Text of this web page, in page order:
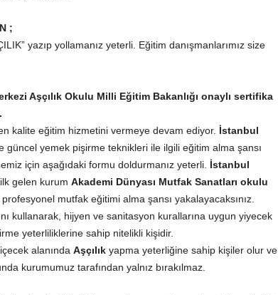
;
yazıp yollamanız yeterli. Eğitim danışmanlarımız size
Aşçılık Okulu Milli Eğitim Bakanlığı onaylı sertifika
kalite eğitim hizmetini vermeye devam ediyor. İstanbul
güncel yemek pişirme teknikleri ile ilgili eğitim alma şansı
için aşağıdaki formu doldurmanız yeterli. İstanbul
gelen kurum Akademi Dünyası Mutfak Sanatları okulu
profesyonel mutfak eğitimi alma şansı yakalayacaksınız.
kullanarak, hijyen ve sanitasyon kurallarına uygun yiyecek
yeterliliklerine sahip nitelikli kişidir.
alanında Aşçılıkyapma yeterliğine sahip kişiler olur ve
kurumumuz tarafından yalnız bırakılmaz.